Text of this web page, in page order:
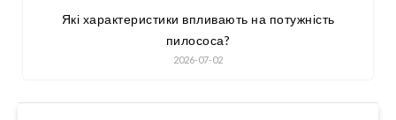
Які характеристики впливають на потужність
пилососа?
2026-07-02